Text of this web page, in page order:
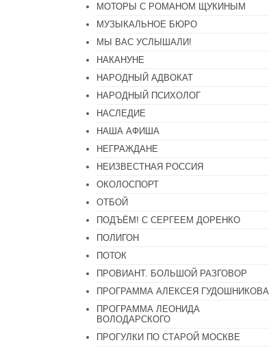
МОТОРЫ С РОМАНОМ ЩУКИНЫМ
МУЗЫКАЛЬНОЕ БЮРО
МЫ ВАС УСЛЫШАЛИ!
НАКАНУНЕ
НАРОДНЫЙ АДВОКАТ
НАРОДНЫЙ ПСИХОЛОГ
НАСЛЕДИЕ
НАША АФИША
НЕГРАЖДАНЕ
НЕИЗВЕСТНАЯ РОССИЯ
ОКОЛОСПОРТ
ОТБОЙ
ПОДЪЁМ! С СЕРГЕЕМ ДОРЕНКО
ПОЛИГОН
ПОТОК
ПРОВИАНТ. БОЛЬШОЙ РАЗГОВОР
ПРОГРАММА АЛЕКСЕЯ ГУДОШНИКОВА
ПРОГРАММА ЛЕОНИДА
ВОЛОДАРСКОГО
ПРОГУЛКИ ПО СТАРОЙ МОСКВЕ